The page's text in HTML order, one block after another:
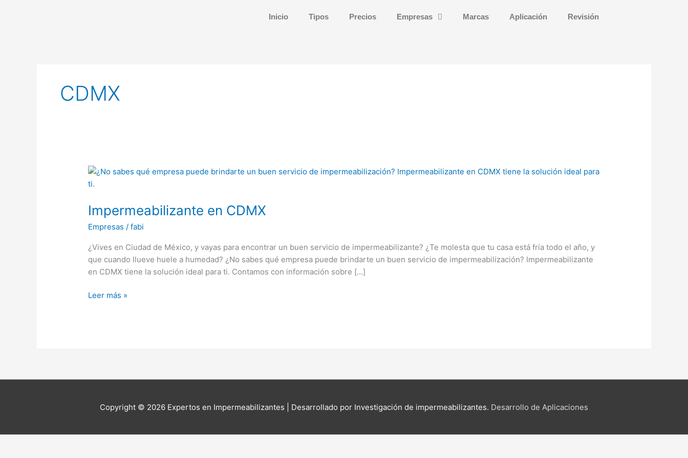
Inicio Tipos Precios Empresas Marcas Aplicación Revisión
CDMX
Impermeabilizante en CDMX
Empresas /fabi
¿Vives en Ciudad de México, y vayas para encontrar un buen servicio de impermeabilizante? ¿Te molesta que tu casa está fría todo el año, y
que cuando llueve huele a humedad? ¿No sabes qué empresa puede brindarte un buen servicio de impermeabilización? Impermeabilizante
en CDMX tiene la solución ideal para ti. Contamos con información sobre […]
Impermeabilizante
en
Leer más »
Copyright © 2026 Expertos en Impermeabilizantes | Desarrollado por Investigación de impermeabilizantes. Desarrollo de Aplicaciones